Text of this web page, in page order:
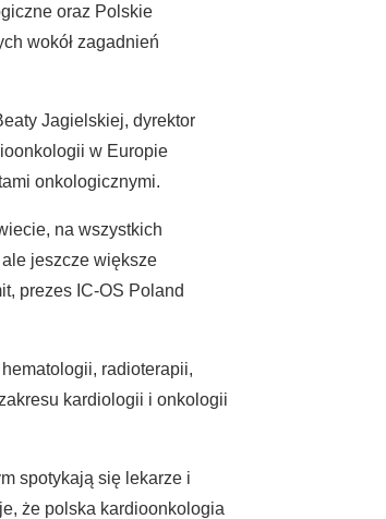
oraz Polskie
wokół zagadnień
Jagielskiej, dyrektor
w Europie
onkologicznymi.
na wszystkich
jeszcze większe
prezes IC-OS Poland
radioterapii,
kardiologii i onkologii
spotykają się lekarze i
że polska kardioonkologia